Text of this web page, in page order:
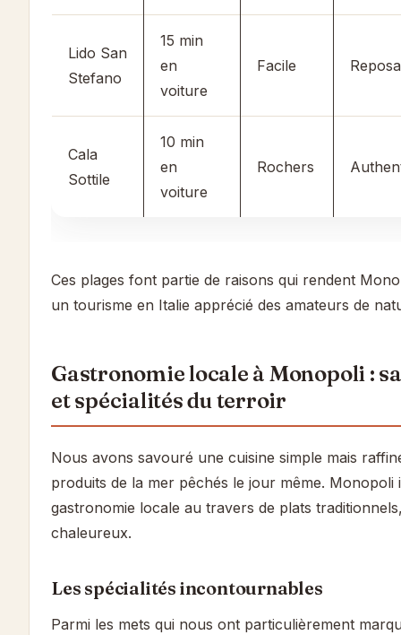
Lido San
Stefano
15 min
en
voiture
Facile
Cala
Sottile
10 min
en
voiture
Rochers
Ces plages font partie de raisons qui rendent
un tourisme en Italie apprécié des amateurs de
Gastronomie locale à Monopoli :
et spécialités du terroir
Nous avons savouré une cuisine simple mais
produits de la mer pêchés le jour même. Monopoli
gastronomie locale au travers de plats
chaleureux.
Les spécialités incontournables
Parmi les mets qui nous ont particulièrement